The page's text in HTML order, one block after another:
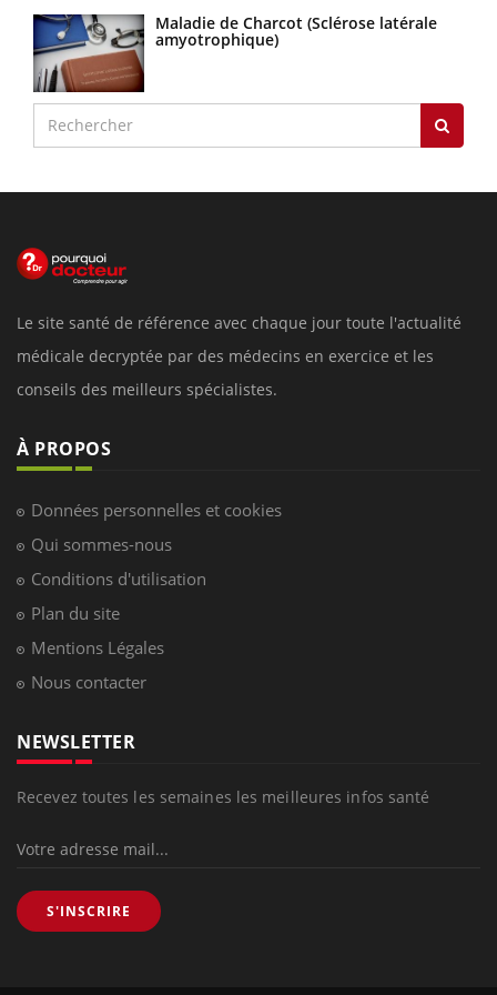
Maladie de Charcot (Sclérose latérale
amyotrophique)
Le site santé de référence avec chaque jour toute l'actualité
médicale decryptée par des médecins en exercice et les
conseils des meilleurs spécialistes.
À PROPOS
Données personnelles et cookies
Qui sommes-nous
Conditions d'utilisation
Plan du site
Mentions Légales
Nous contacter
NEWSLETTER
Recevez toutes les semaines les meilleures infos santé
S'INSCRIRE